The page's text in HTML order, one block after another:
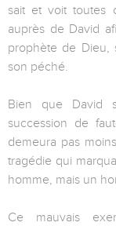
sait et voit toutes
auprès de David
prophète de Dieu,
son péché.
Bien que David
succession de
demeura pas
tragédie qui
homme, mais un
Ce mauvais